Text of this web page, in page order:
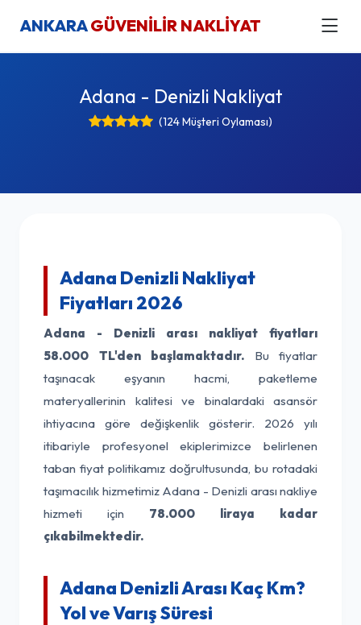
ANKARAGÜVENİLİR NAKLİYAT
Adana - Denizli Nakliyat
(124 Müşteri Oylaması)
Adana Denizli Nakliyat
Fiyatları 2026
Adana - Denizli arası nakliyat fiyatları
58.000 TL'den başlamaktadır. Bu fiyatlar
taşınacak eşyanın hacmi, paketleme
materyallerinin kalitesi ve binalardaki asansör
ihtiyacına göre değişkenlik gösterir. 2026 yılı
itibariyle profesyonel ekiplerimizce belirlenen
taban fiyat politikamız doğrultusunda, bu rotadaki
taşımacılık hizmetimiz Adana - Denizli arası nakliye
hizmeti için 78.000 liraya kadar
çıkabilmektedir.
Adana Denizli Arası Kaç Km?
Yol ve Varış Süresi